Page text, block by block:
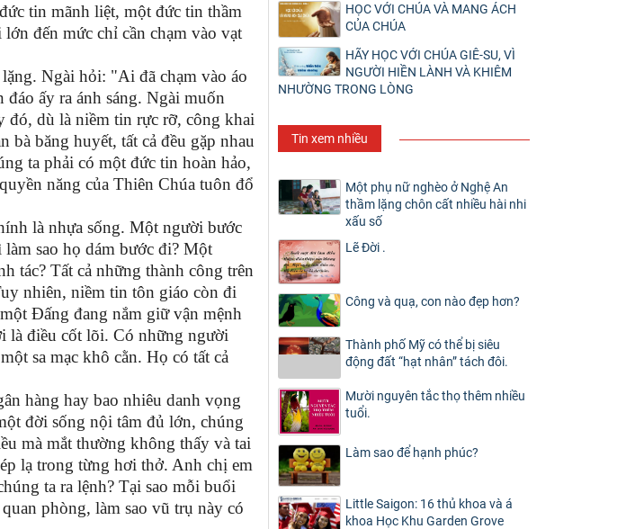
tin mãnh liệt, một đức tin thầm
đến mức chỉ cần chạm vào vạt
Ngài hỏi: "Ai đã chạm vào áo
ấy ra ánh sáng. Ngài muốn
đó, dù là niềm tin rực rỡ, công khai
băng huyết, tất cả đều gặp nhau
ta phải có một đức tin hoàn hảo,
năng của Thiên Chúa tuôn đổ
là nhựa sống. Một người bước
sao họ dám bước đi? Một
tác? Tất cả những thành công trên
nhiên, niềm tin tôn giáo còn đi
Đấng đang nắm giữ vận mệnh
là điều cốt lõi. Có những người
sa mạc khô cằn. Họ có tất cả
hàng hay bao nhiêu danh vọng
đời sống nội tâm đủ lớn, chúng
mà mắt thường không thấy và tai
lạ trong từng hơi thở. Anh chị em
ta ra lệnh? Tại sao mỗi buổi
phòng, làm sao vũ trụ này có
HỌC VỚI CHÚA VÀ MANG ÁCH
CỦA CHÚA
HÃY HỌC VỚI CHÚA GIÊ-SU, VÌ
NGƯỜI HIỀN LÀNH VÀ KHIÊM
NHƯỜNG TRONG LÒNG
Tin xem nhiều
Một phụ nữ nghèo ở Nghệ An
thầm lặng chôn cất nhiều hài nhi
xấu số
Lẽ Đời .
Công và quạ, con nào đẹp hơn?
Thành phố Mỹ có thể bị siêu
động đất “hạt nhân” tách đôi.
Mười nguyên tắc thọ thêm nhiều
tuổi.
Làm sao để hạnh phúc?
Little Saigon: 16 thủ khoa và á
khoa Học Khu Garden Grove